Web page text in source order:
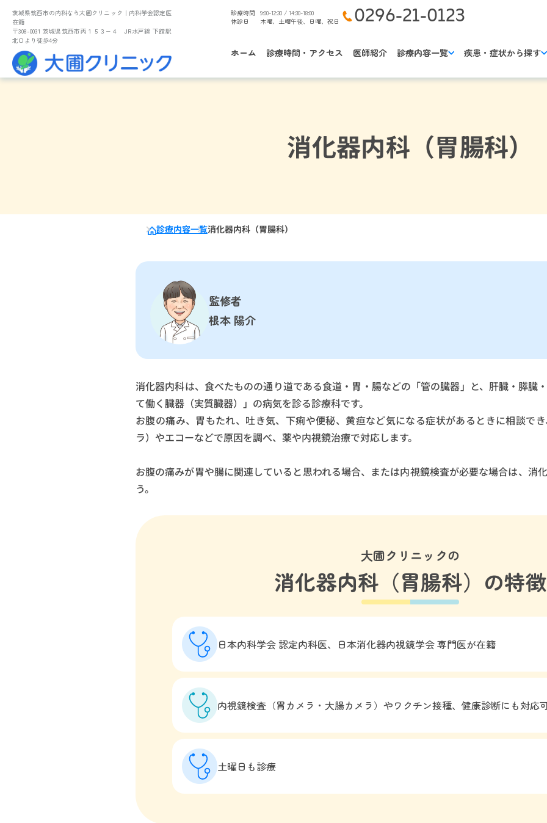
茨城県筑西市の内科なら大圃クリニック ｜内科学会認定医
在籍
〒308-0031 茨城県筑西市丙１５３−４ JR水戸線 下館駅
北口より徒歩4分
診療時間 9:00-12:30 / 14:30-18:00
休診日
木曜、土曜午後、日曜、祝日 0296-21-0123
ホーム 診療時間・アクセス 医師紹介 診療内容一覧 疾患・症状から探す
消化器内科（胃腸科）
診療内容一覧消化器内科（胃腸科）
監修者
根本 陽介
消化器内科は、食べたものの通り道である食道・胃・腸などの「管の臓器」と、肝臓・膵臓
て働く臓器（実質臓器）」の病気を診る診療科です。
お腹の痛み、胃もたれ、吐き気、下痢や便秘、黄疸など気になる症状があるときに相談で
ラ）やエコーなどで原因を調べ、薬や内視鏡治療で対応します。
お腹の痛みが胃や腸に関連していると思われる場合、または内視鏡検査が必要な場合は、消
う。
大圃クリニックの
消化器内科（胃腸科）の特徴
日本内科学会 認定内科医、日本消化器内視鏡学会 専門医が在籍
内視鏡検査（胃カメラ・大腸カメラ）やワクチン接種、健康診断にも対応
土曜日も診療